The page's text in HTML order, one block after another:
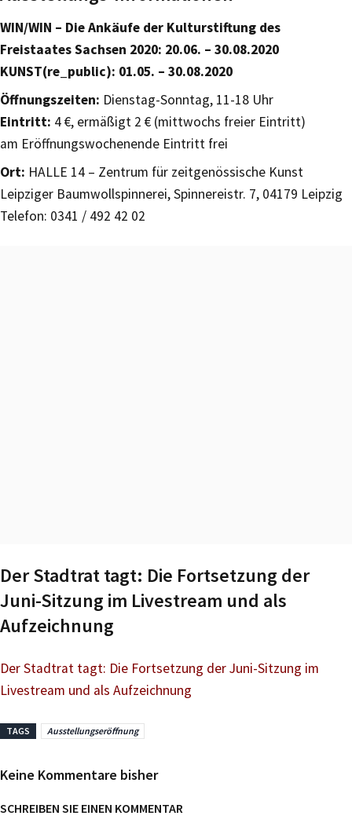
WIN/WIN – Die Ankäufe der Kulturstiftung des
Freistaates Sachsen 2020: 20.06. – 30.08.2020
KUNST(re_public): 01.05. – 30.08.2020
Öffnungszeiten: Dienstag-Sonntag, 11-18 Uhr
Eintritt: 4 €, ermäßigt 2 € (mittwochs freier Eintritt)
am Eröffnungswochenende Eintritt frei
Ort: HALLE 14 – Zentrum für zeitgenössische Kunst
Leipziger Baumwollspinnerei, Spinnereistr. 7, 04179 Leipzig
Telefon: 0341 / 492 42 02
Der Stadtrat tagt: Die Fortsetzung der
Juni-Sitzung im Livestream und als
Aufzeichnung
Der Stadtrat tagt: Die Fortsetzung der Juni-Sitzung im
Livestream und als Aufzeichnung
TAGS Ausstellungseröffnung
Keine Kommentare bisher
SCHREIBEN SIE EINEN KOMMENTAR